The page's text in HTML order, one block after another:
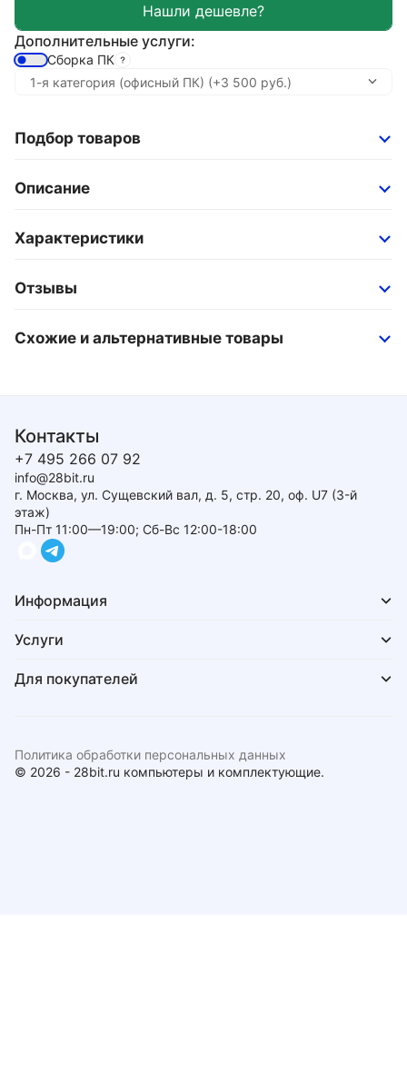
Дополнительные услуги:
Сборка ПК
Подбор товаров
Описание
Характеристики
Отзывы
Схожие и альтернативные товары
Контакты
+7 495 266 07 92
info@28bit.ru
г. Москва, ул. Сущевский вал, д. 5, стр. 20, оф. U7 (3-й
этаж)
Пн-Пт 11:00—19:00; Сб-Вс 12:00-18:00
Информация
Услуги
Для покупателей
© 2026 - 28bit.ru компьютеры и комплектующие.
Политика обработки персональных данных